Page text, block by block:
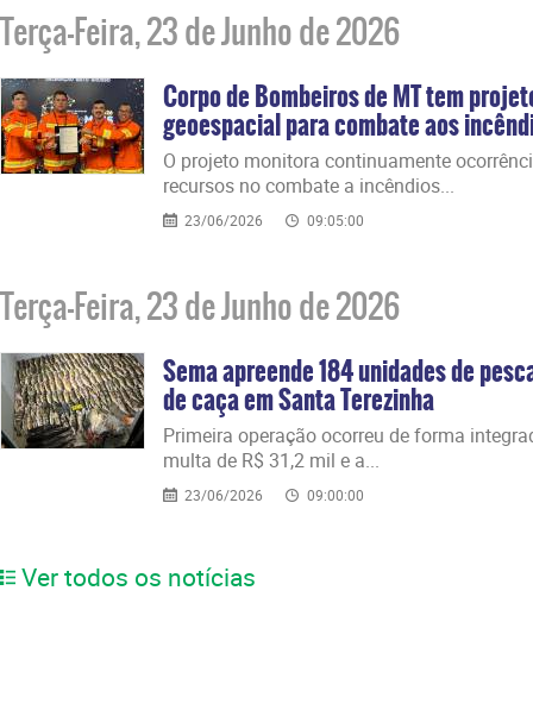
Terça-Feira, 23 de Junho de 2026
Corpo de Bombeiros de MT tem
geoespacial para combate aos
​O projeto monitora continuamente
recursos no combate a incêndios...
23/06/2026 09:05:00
Terça-Feira, 23 de Junho de 2026
Sema apreende 184 unidades de
de caça em Santa Terezinha
​Primeira operação ocorreu de forma
multa de R$ 31,2 mil e a...
23/06/2026 09:00:00
Ver todos os notícias